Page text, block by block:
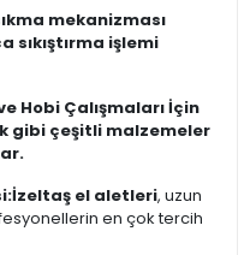
mekanizması
sıkıştırma işlemi
Hobi Çalışmaları İçin
gibi çeşitli malzemeler
İzeltaş el aletleri, uzun
en çok tercih